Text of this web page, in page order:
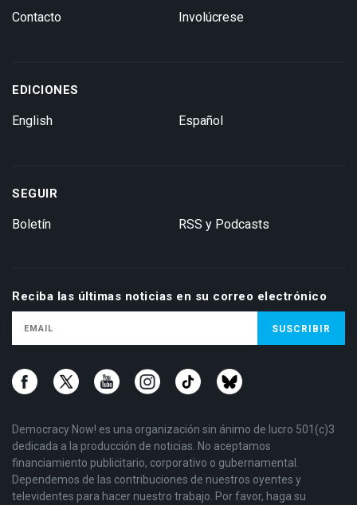
Contacto Involúcrese
EDICIONES
English Español
SEGUIR
Boletín RSS y Podcasts
Reciba las últimas noticias en su correo electrónico
Democracy Now! es una organización sin ánimo de lucro 501(c)3
dedicada a la producción de noticias. No aceptamos
financiamiento publicitario, corporativo o gubernamental.
Dependemos de las contribuciones de nuestros oyentes y
televidentes para hacer nuestro trabajo. Por favor, haga su